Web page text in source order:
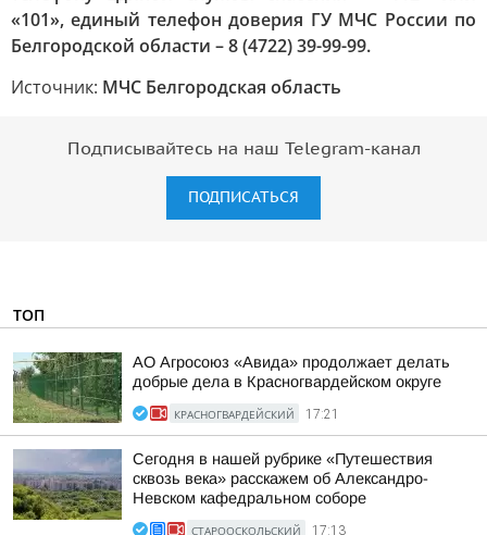
«101», единый телефон доверия ГУ МЧС России по
Белгородской области – 8 (4722) 39-99-99.
Источник: МЧС Белгородская область
Подписывайтесь на наш Telegram-канал
ПОДПИСАТЬСЯ
ТОП
АО Агросоюз «Авида» продолжает делать
добрые дела в Красногвардейском округе
КРАСНОГВАРДЕЙСКИЙ 17:21
Сегодня в нашей рубрике «Путешествия
сквозь века» расскажем об Александро-
Невском кафедральном соборе
СТАРООСКОЛЬСКИЙ 17:13